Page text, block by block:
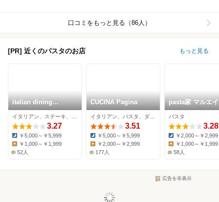
口コミをもっと見る（86人）
[PR] 近くのパスタのお店 もっと見る
italian dining
RIVIERE
3.27
Dinner:
￥5,000～￥5,999
Lunch:
￥1,000～￥1,999
52人
CUCINA Pagina
3.51
Dinner:
￥5,000～￥5,999
￥2,000～￥2,999
177人
pasta家 マルエ
リア店
パスタ
3.28
Dinner:
￥2,000～￥2,999
Lunch:
￥1,000～￥1,999
58人
広告を非表示